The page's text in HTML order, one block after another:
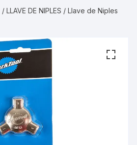
/LLAVE DE NIPLES / Llave de Niples